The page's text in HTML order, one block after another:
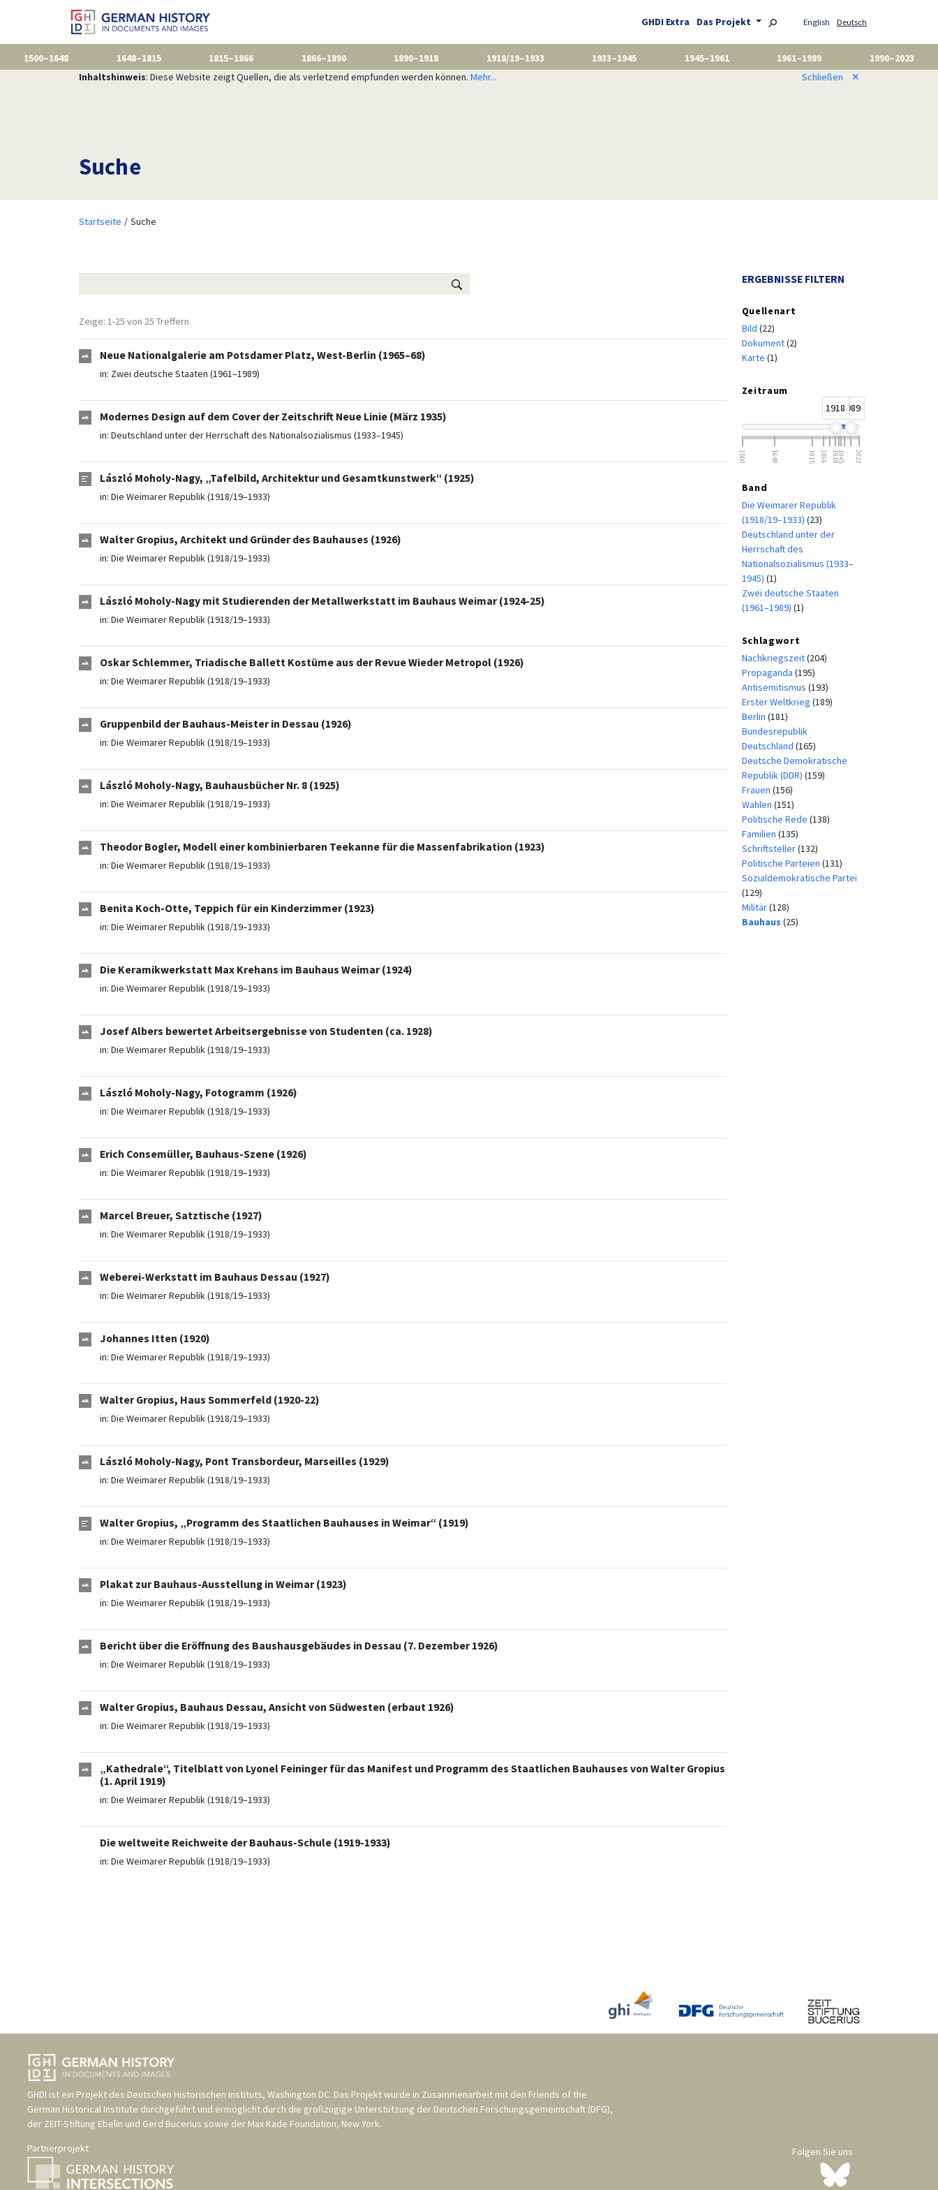
GHDI Extra Das Projekt English Deutsch
1500–1648 1648–1815 1815–1866 1866–1890 1890–1918 1918/19–1933 1933–1945 1945–1961 1961–1989
1990–2023
Inhaltshinweis: Diese Website zeigt Quellen, die als verletzend empfunden werden können. Mehr... Schließen ✕
Suche
Startseite Suche
Zeige: 1-25 von 25 Treffern
Neue Nationalgalerie am Potsdamer Platz, West-Berlin (1965–68)
in: Zwei deutsche Staaten (1961–1989)
Modernes Design auf dem Cover der Zeitschrift Neue Linie (März 1935)
in: Deutschland unter der Herrschaft des Nationalsozialismus (1933–1945)
László Moholy-Nagy, „Tafelbild, Architektur und Gesamtkunstwerk“ (1925)
in: Die Weimarer Republik (1918/19–1933)
Walter Gropius, Architekt und Gründer des Bauhauses (1926)
in: Die Weimarer Republik (1918/19–1933)
László Moholy-Nagy mit Studierenden der Metallwerkstatt im Bauhaus Weimar (1924-25)
in: Die Weimarer Republik (1918/19–1933)
Oskar Schlemmer, Triadische Ballett Kostüme aus der Revue Wieder Metropol (1926)
in: Die Weimarer Republik (1918/19–1933)
Gruppenbild der Bauhaus-Meister in Dessau (1926)
in: Die Weimarer Republik (1918/19–1933)
László Moholy-Nagy, Bauhausbücher Nr. 8 (1925)
in: Die Weimarer Republik (1918/19–1933)
Theodor Bogler, Modell einer kombinierbaren Teekanne für die Massenfabrikation (1923)
in: Die Weimarer Republik (1918/19–1933)
Benita Koch-Otte, Teppich für ein Kinderzimmer (1923)
in: Die Weimarer Republik (1918/19–1933)
Die Keramikwerkstatt Max Krehans im Bauhaus Weimar (1924)
in: Die Weimarer Republik (1918/19–1933)
Josef Albers bewertet Arbeitsergebnisse von Studenten (ca. 1928)
in: Die Weimarer Republik (1918/19–1933)
László Moholy-Nagy, Fotogramm (1926)
in: Die Weimarer Republik (1918/19–1933)
Erich Consemüller, Bauhaus-Szene (1926)
in: Die Weimarer Republik (1918/19–1933)
Marcel Breuer, Satztische (1927)
in: Die Weimarer Republik (1918/19–1933)
Weberei-Werkstatt im Bauhaus Dessau (1927)
in: Die Weimarer Republik (1918/19–1933)
Johannes Itten (1920)
in: Die Weimarer Republik (1918/19–1933)
Walter Gropius, Haus Sommerfeld (1920-22)
in: Die Weimarer Republik (1918/19–1933)
László Moholy-Nagy, Pont Transbordeur, Marseilles (1929)
in: Die Weimarer Republik (1918/19–1933)
Walter Gropius, „Programm des Staatlichen Bauhauses in Weimar“ (1919)
in: Die Weimarer Republik (1918/19–1933)
Plakat zur Bauhaus-Ausstellung in Weimar (1923)
in: Die Weimarer Republik (1918/19–1933)
Bericht über die Eröffnung des Baushausgebäudes in Dessau (7. Dezember 1926)
in: Die Weimarer Republik (1918/19–1933)
Walter Gropius, Bauhaus Dessau, Ansicht von Südwesten (erbaut 1926)
in: Die Weimarer Republik (1918/19–1933)
„Kathedrale“, Titelblatt von Lyonel Feininger für das Manifest und Programm des Staatlichen Bauhauses von Walter Gropius
(1. April 1919)
in: Die Weimarer Republik (1918/19–1933)
Die weltweite Reichweite der Bauhaus-Schule (1919-1933)
in: Die Weimarer Republik (1918/19–1933)
ERGEBNISSE FILTERN
Quellenart
Bild (22)
Dokument(2)
Karte (1)
Zeitraum
19181989
1500 1648 1815 1866 19181945 2023
Band
Die Weimarer Republik
(1918/19–1933) (23)
Deutschland unter der
Herrschaft des
Nationalsozialismus (1933–
1945) (1)
Zwei deutsche Staaten
(1961–1989) (1)
Schlagwort
Nachkriegszeit(204)
Propaganda (195)
Antisemitismus (193)
Erster Weltkrieg (189)
Berlin (181)
Bundesrepublik
Deutschland (165)
Deutsche Demokratische
Republik (DDR) (159)
Frauen (156)
Wahlen (151)
Politische Rede (138)
Familien (135)
Schriftsteller(132)
Politische Parteien (131)
Sozialdemokratische Partei
(129)
Militär(128)
Bauhaus (25)
GHDI ist ein Projekt des Deutschen Historischen Instituts, Washington DC. Das Projekt wurde in Zusammenarbeit mit den Friends of the
German Historical Institute durchgeführt und ermöglicht durch die großzügige Unterstützung der Deutschen Forschungsgemeinschaft (DFG),
der ZEIT-Stiftung Ebelin und Gerd Bucerius sowie der Max Kade Foundation, New York.
Partnerprojekt
Folgen Sie uns